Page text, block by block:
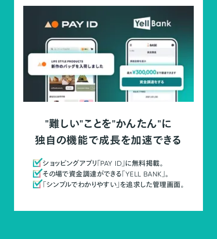
"難しい"ことを"かんたん"に
独自の機能で成長を加速できる
ショッピングアプリ「PAY ID」に無料掲載。
その場で資金調達ができる「YELL BANK」。
「シンプルでわかりやすい」を追求した管理画面。